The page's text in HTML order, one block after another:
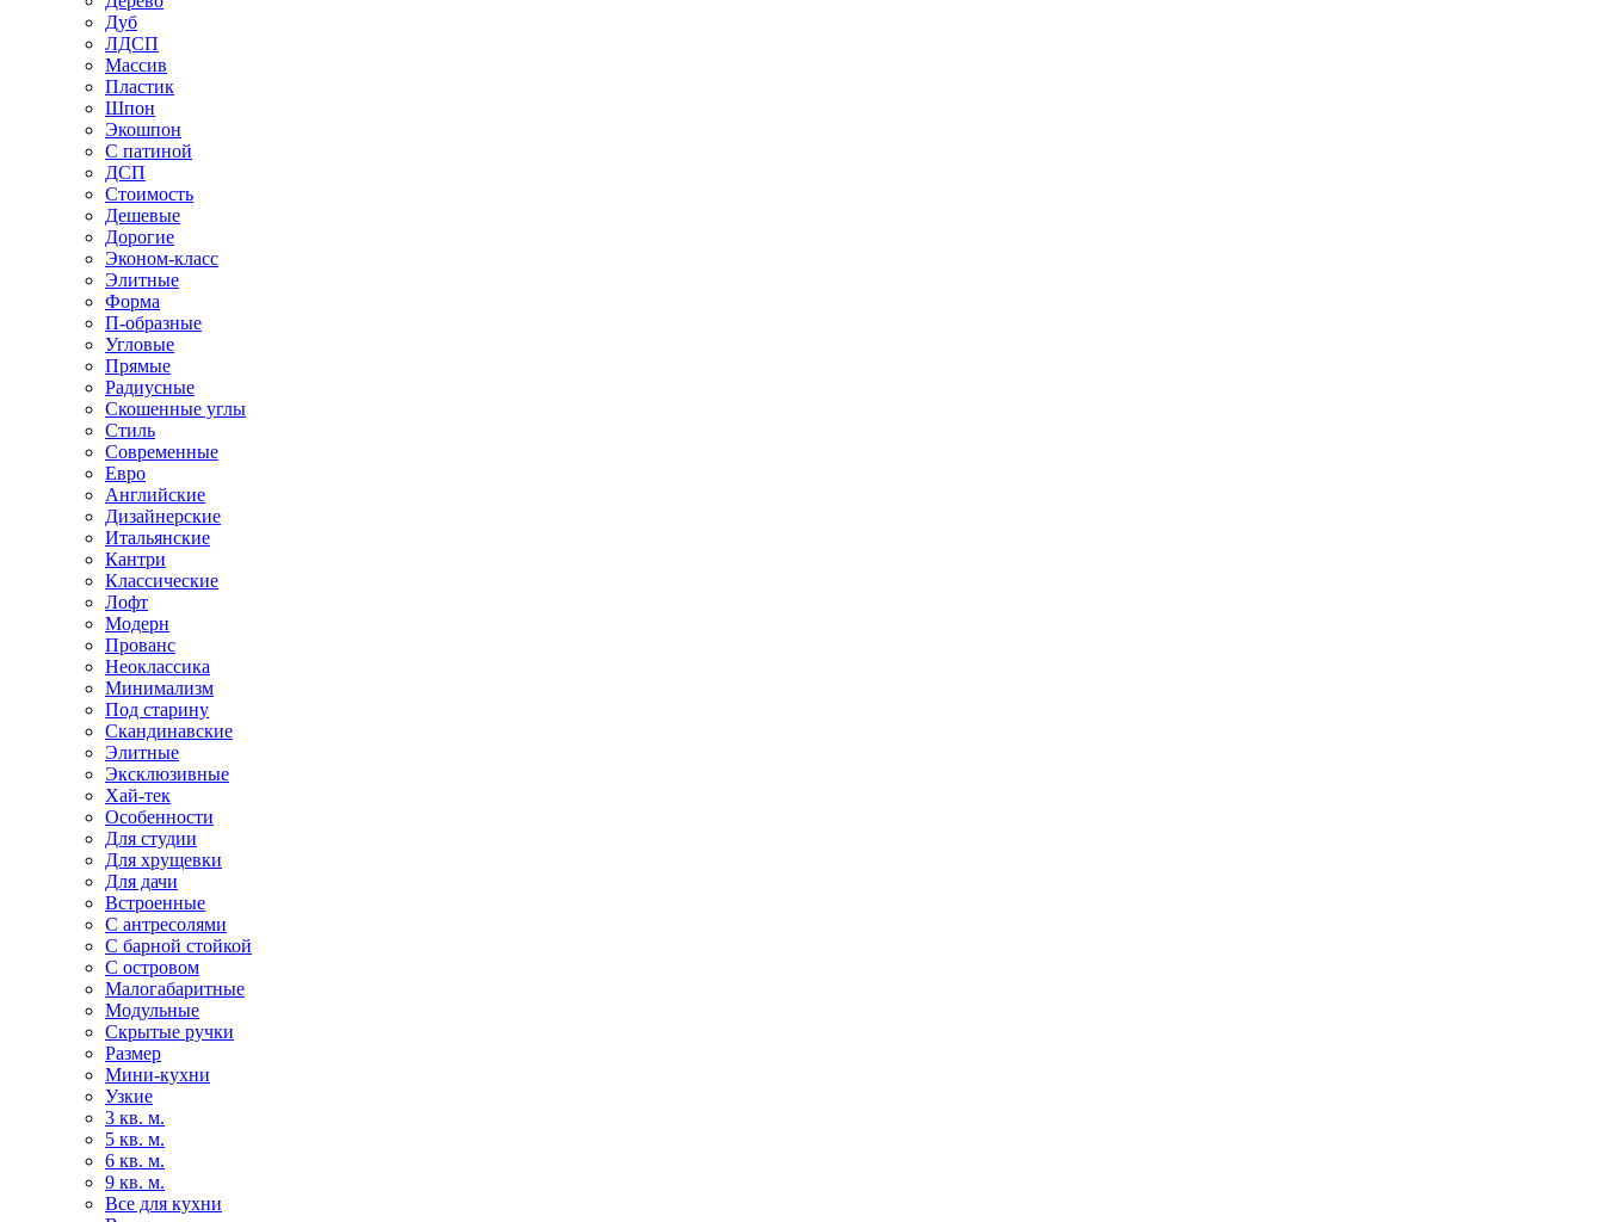
Дуб
ЛДСП
Массив
Пластик
Шпон
Экошпон
С патиной
ДСП
Стоимость
Дешевые
Дорогие
Эконом-класс
Элитные
Форма
П-образные
Угловые
Прямые
Радиусные
Скошенные углы
Стиль
Современные
Евро
Английские
Дизайнерские
Итальянские
Кантри
Классические
Лофт
Модерн
Прованс
Неоклассика
Минимализм
Под старину
Скандинавские
Элитные
Эксклюзивные
Хай-тек
Особенности
Для студии
Для хрущевки
Для дачи
Встроенные
С антресолями
С барной стойкой
С островом
Малогабаритные
Модульные
Скрытые ручки
Размер
Мини-кухни
Узкие
3 кв. м.
5 кв. м.
6 кв. м.
9 кв. м.
Все для кухни